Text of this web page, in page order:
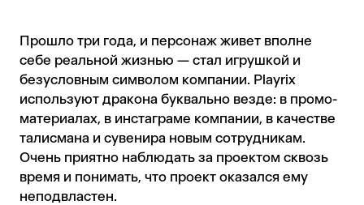
Прошло три года, и персонаж живет вполне
себе реальной жизнью — стал игрушкой и
безусловным символом компании. Playrix
используют дракона буквально везде: в промо-
материалах, в инстаграме компании, в качестве
талисмана и сувенира новым сотрудникам.
Очень приятно наблюдать за проектом сквозь
время и понимать, что проект оказался ему
неподвластен.